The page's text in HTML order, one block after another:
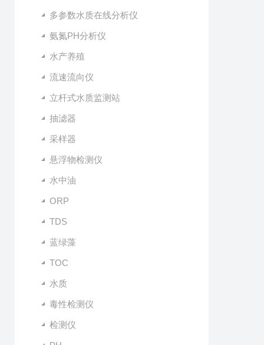
多参数水质在线分析仪
氨氮PH分析仪
水产养殖
流速流向仪
立杆式水质监测站
抽滤器
采样器
悬浮物检测仪
水中油
ORP
TDS
蓝绿藻
TOC
水质
毒性检测仪
检测仪